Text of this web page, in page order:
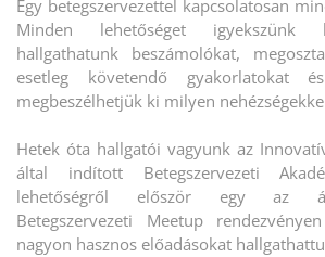
Egy betegszervezettel kapcsolatosan
Minden lehetőséget igyekszünk
hallgathatunk beszámolókat,
esetleg követendő gyakorlatokat
megbeszélhetjük ki milyen
Hetek óta hallgatói vagyunk az
által indított Betegszervezeti
lehetőségről először egy az
Betegszervezeti Meetup
nagyon hasznos előadásokat